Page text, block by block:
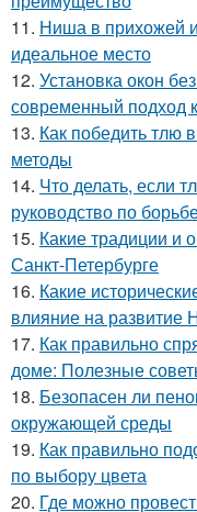
11. Ниша в прихожей
идеальное место
12. Установка окон
современный подход
13. Как победить тлю
методы
14. Что делать, если
руководство по
15. Какие традиции и
Санкт-Петербурге
16. Какие
влияние на развитие
17. Как правильно
доме: Полезные
18. Безопасен ли
окружающей среды
19. Как правильно
по выбору цвета
20. Где можно